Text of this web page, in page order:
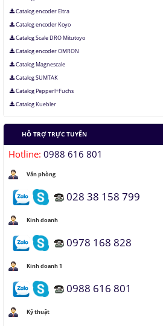
Catalog encoder Eltra
Catalog encoder Koyo
Catalog Scale DRO Mitutoyo
Catalog encoder OMRON
Catalog Magnescale
Catalog SUMTAK
Catalog Pepperl+Fuchs
Catalog Kuebler
HỖ TRỢ TRỰC TUYẾN
Hotline: 0988 616 801
Văn phòng
028 38 158 799
Kinh doanh
0978 168 828
Kinh doanh 1
0988 616 801
Kỹ thuật